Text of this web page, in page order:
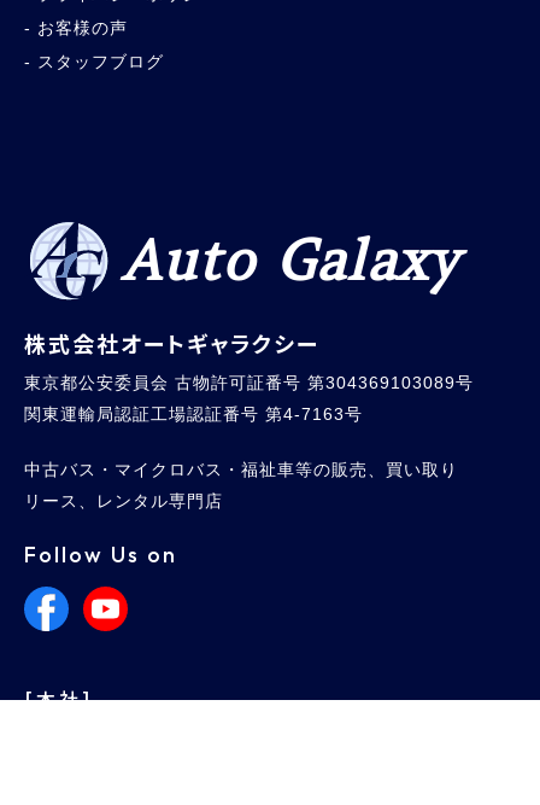
お客様の声
スタッフブログ
Auto Galaxy
株式会社オートギャラクシー
東京都公安委員会 古物許可証番号 第304369103089号
関東運輸局認証工場認証番号 第4-7163号
中古バス・マイクロバス・福祉車等の販売、買い取り
リース、レンタル専門店
Follow Us on
[本社]